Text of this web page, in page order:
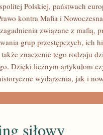
Polskiej, państwach
kontra Mafia i
związane z mafią,
grup przestępczych, ich
znaczenie tego rodzaju
Dzięki licznym artykułom
wydarzenia, jak i
siłowy